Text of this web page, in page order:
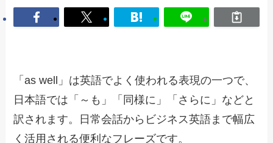
「as well」は英語でよく使われる表現の一つで、
日本語では「～も」「同様に」「さらに」などと
訳されます。日常会話からビジネス英語まで幅広
く活用される便利なフレーズです。